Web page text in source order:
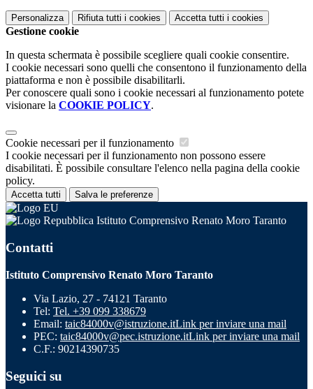
Personalizza Rifiuta tutti i cookies Accetta tutti i cookies
Gestione cookie
In questa schermata è possibile scegliere quali cookie consentire.
I cookie necessari sono quelli che consentono il funzionamento della
piattaforma e non è possibile disabilitarli.
Per conoscere quali sono i cookie necessari al funzionamento potete
visionare la COOKIE POLICY.
Cookie necessari per il funzionamento
I cookie necessari per il funzionamento non possono essere
disabilitati. È possibile consultare l'elenco nella pagina della cookie
policy.
Accetta tutti Salva le preferenze
Istituto Comprensivo Renato Moro Taranto
Contatti
Istituto Comprensivo Renato Moro Taranto
Via Lazio, 27 - 74121 Taranto
Tel: Tel. +39 099 338679
Email: taic84000v@istruzione.itLink per inviare una mail
PEC: taic84000v@pec.istruzione.itLink per inviare una mail
C.F.: 90214390735
Seguici su